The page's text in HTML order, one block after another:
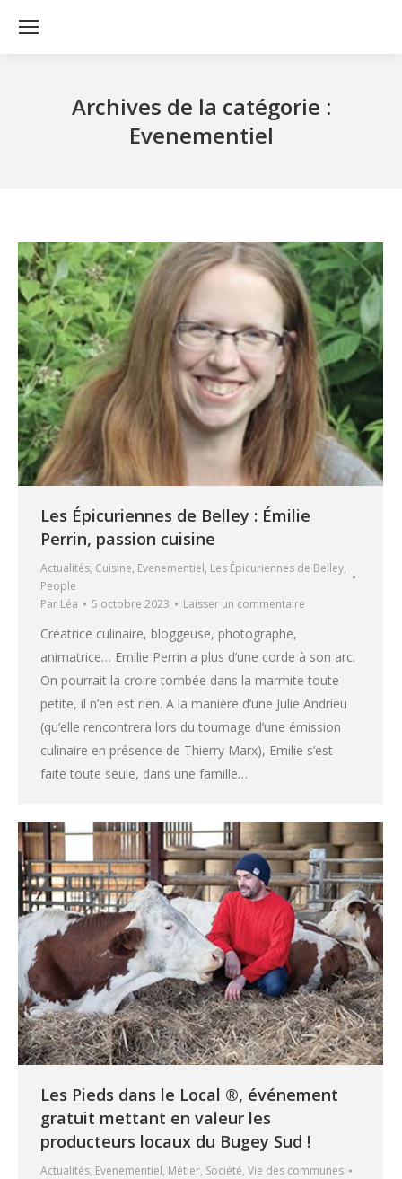
Archives de la catégorie :
Evenementiel
Les Épicuriennes de Belley : Émilie
Perrin, passion cuisine
Actualités, Cuisine, Evenementiel, Les Épicuriennes de Belley,
People
Par Léa 5 octobre 2023 Laisser un commentaire
Créatrice culinaire, bloggeuse, photographe,
animatrice… Emilie Perrin a plus d’une corde à son arc.
On pourrait la croire tombée dans la marmite toute
petite, il n’en est rien. A la manière d’une Julie Andrieu
(qu’elle rencontrera lors du tournage d’une émission
culinaire en présence de Thierry Marx), Emilie s’est
faite toute seule, dans une famille…
Les Pieds dans le Local ®, événement
gratuit mettant en valeur les
producteurs locaux du Bugey Sud !
Actualités, Evenementiel, Métier, Société, Vie des communes